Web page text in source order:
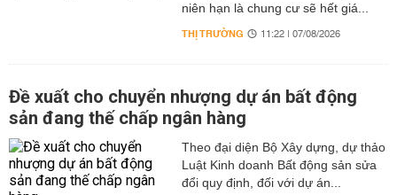
niên hạn là chung cư sẽ hết giá...
THỊ TRƯỜNG 11:22 | 07/08/2026
Đề xuất cho chuyển nhượng dự án bất động
sản đang thế chấp ngân hàng
Theo đại diện Bộ Xây dựng, dự thảo
Luật Kinh doanh Bất động sản sửa
đổi quy định, đối với dự án...